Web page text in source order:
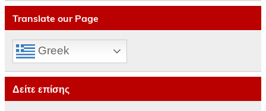
Translate our Page
Greek
Δείτε επίσης